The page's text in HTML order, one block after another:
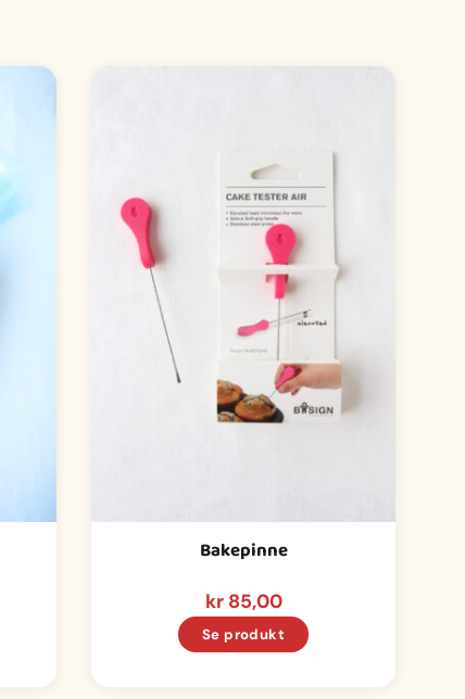
Bakepinne
kr85,00
Se produkt